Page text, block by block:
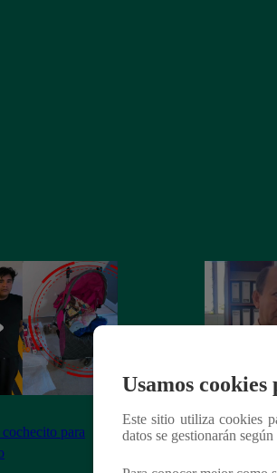
para
Se
Usamos
Este sitio utiliza cookies
datos se gestionarán según